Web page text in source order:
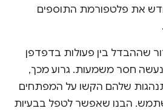
את פלטפורמת התוספים
שההבדל בין פעולות בדפדפן
חסר משמעות. גרוע מכך,
שלהם הקשו על המפתחים
הבנו שאפשר לטפל בבעיות